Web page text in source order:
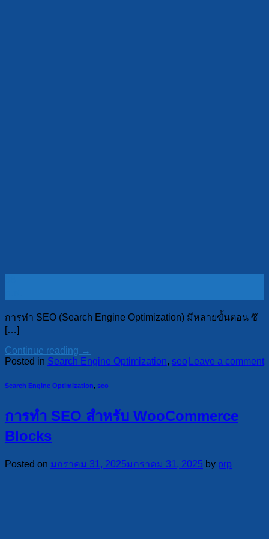
การทำ SEO (Search Engine Optimization) มีหลายขั้นตอน ซึ
[…]
Continue reading →
Posted in Search Engine Optimization, seo Leave a comment
Search Engine Optimization, seo
การทำ SEO สำหรับ WooCommerce
Blocks
Posted on มกราคม 31, 2025มกราคม 31, 2025 by prp